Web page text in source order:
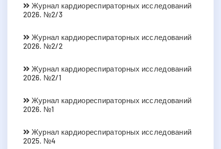
Журнал кардиореспираторных исследований
2026. №2/3
Журнал кардиореспираторных исследований
2026. №2/2
Журнал кардиореспираторных исследований
2026. №2/1
Журнал кардиореспираторных исследований
2026. №1
Журнал кардиореспираторных исследований
2025. №4